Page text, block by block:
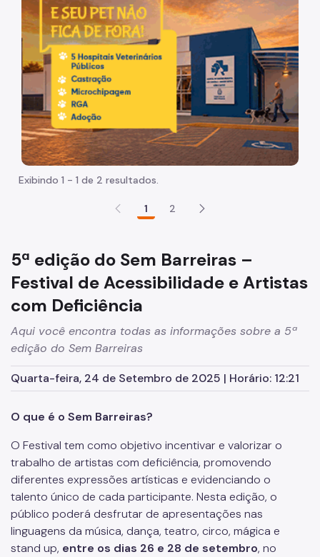
Participação Social
Quadro de Serviços
Proteção de Dados Pessoais
A Secretaria Municipal da Pessoa com Deficiência (SMPED)
Quem é Quem na SMPED
Agenda da Secretária Municipal da Pessoa com
Deficiência
Serviços oferecidos pela SMPED
Comissão Permanente de Acessibilidade (CPA)
Conselho Municipal da Pessoa com Deficiência (CMPD)
Informações para a imprensa sobre a SMPED
Fale com a SMPED
Exibindo 1 - 1 de 2 resultados.
1 2
5ª edição do Sem Barreiras –
Festival de Acessibilidade e Artistas
com Deficiência
Aqui você encontra todas as informações sobre a 5ª
edição do Sem Barreiras
Quarta-feira, 24 de Setembro de 2025 | Horário: 12:21
O que é o Sem Barreiras?
O Festival tem como objetivo incentivar e valorizar o
trabalho de artistas com deficiência, promovendo
diferentes expressões artísticas e evidenciando o
talento único de cada participante. Nesta edição, o
público poderá desfrutar de apresentações nas
linguagens da música, dança, teatro, circo, mágica e
stand up, entre os dias 26 e 28 de setembro, no